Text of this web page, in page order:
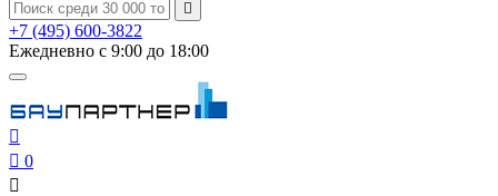

+7 (495) 600-3822
Ежедневно с 9:00 до 18:00

 0
